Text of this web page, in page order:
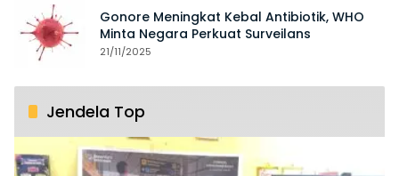
Gonore Meningkat Kebal Antibiotik, WHO
Minta Negara Perkuat Surveilans
21/11/2025
Jendela Top